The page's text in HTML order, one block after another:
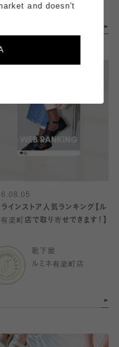
ラインストア人気ランキング【ル
有楽町店で取り寄せできます！】
靴下屋
ルミネ有楽町店
and doesn't